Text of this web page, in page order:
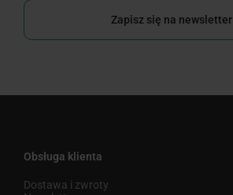
Zapisz się na newsletter
Obsługa klienta
Dostawa i zwroty